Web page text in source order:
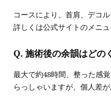
コースにより、首肩、デコ
詳しくは公式サイトのメニュ
Q. 施術後の余韻はどの
最大で約48時間、整った感
らっしゃいますが、個人差が